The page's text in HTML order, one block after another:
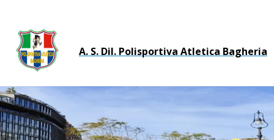
A. S. Dil. Polisportiva Atletica Bagheria